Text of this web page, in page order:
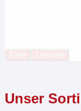
Unser